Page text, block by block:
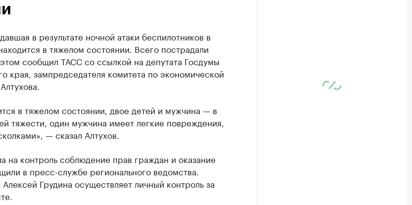
в результате ночной атаки беспилотников в
в тяжелом состоянии. Всего пострадали
сообщил ТАСС со ссылкой на депутата Госдумы
края, зампредседателя комитета по экономической
в тяжелом состоянии, двое детей и мужчина — в
тяжести, один мужчина имеет легкие повреждения,
— сказал Алтухов.
на контроль соблюдение прав граждан и оказание
в пресс-службе регионального ведомства.
Грудина осуществляет личный контроль за